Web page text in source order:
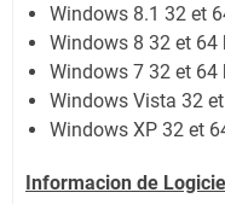
Windows 8.1 32 et
Windows 8 32 et 64
Windows 7 32 et 64
Windows Vista 32
Windows XP 32 et
Informacion de